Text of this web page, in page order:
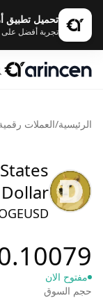
تحميل تطبيق
تجربة أفضل على
الرئيسية/العملات
Dollar
مفتوح الان
حجم السوق